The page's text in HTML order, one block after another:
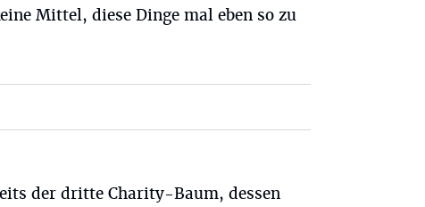
Mittel, diese Dinge mal eben so zu
der dritte Charity-Baum, dessen